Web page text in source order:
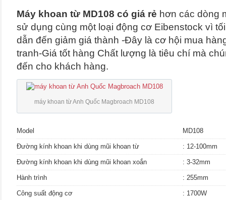
Máy khoan từ MD108 có giá rẻ hơn các dòng
sử dụng cùng một loại động cơ Eibenstock vì
dẫn đến giảm giá thành -Đây là cơ hội mua
tranh-Giá tốt hàng Chất lượng là tiêu chí mà
đến cho khách hàng.
máy khoan từ Anh Quốc Magbroach MD108
Model MD108
Đường kính khoan khi dùng mũi khoan từ : 12-100mm
Đường kính khoan khi dùng mũi khoan xoắn : 3-32mm
Hành trình : 255mm
Công suất động cơ : 1700W